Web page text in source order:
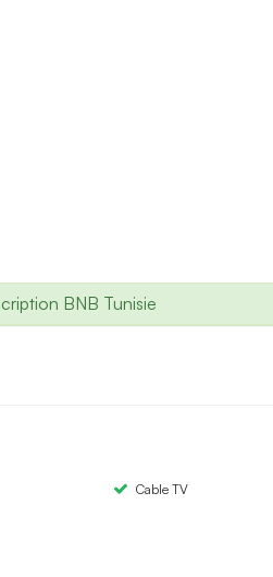
BNB Tunisie
Cable TV